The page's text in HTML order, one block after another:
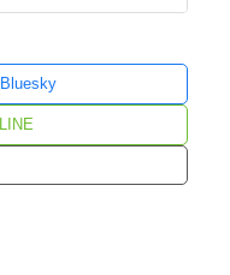
Bluesky
LINE